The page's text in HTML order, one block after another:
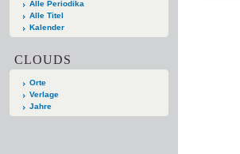
Alle Periodika
Alle Titel
Kalender
CLOUDS
Orte
Verlage
Jahre